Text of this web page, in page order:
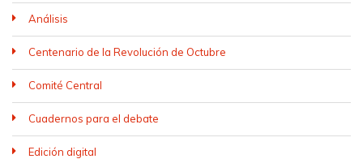
Análisis
Centenario de la Revolución de Octubre
Comité Central
Cuadernos para el debate
Edición digital